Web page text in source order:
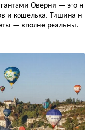
Оверни — это н
и кошелька. Тишина н
— вполне реальны.